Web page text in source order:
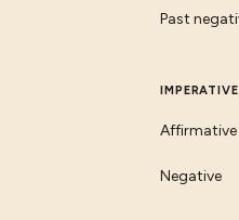
Past
Affirmative
Negative